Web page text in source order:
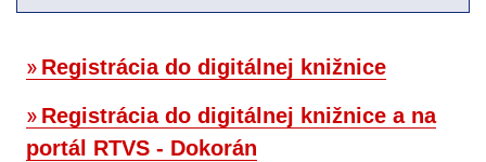
Registrácia do digitálnej knižnice
Registrácia do digitálnej knižnice a na
portál RTVS - Dokorán